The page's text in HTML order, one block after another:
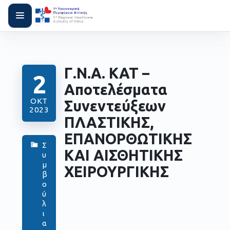
2
ΟΚΤ
2023
Σ
υ
μ
β
ο
ύ
λ
ι
α
Γ.Ν.Α. ΚΑΤ –
Αποτελέσματα
Συνεντεύξεων
ΠΛΑΣΤΙΚΗΣ,
ΕΠΑΝΟΡΘΩΤΙΚΗΣ
ΚΑΙ ΑΙΣΘΗΤΙΚΗΣ
ΧΕΙΡΟΥΡΓΙΚΗΣ